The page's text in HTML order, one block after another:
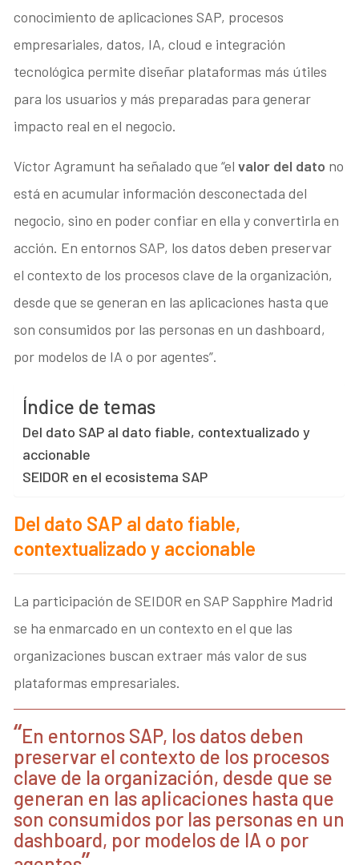
conocimiento de aplicaciones SAP, procesos
empresariales, datos, IA, cloud e integración
tecnológica permite diseñar plataformas más útiles
para los usuarios y más preparadas para generar
impacto real en el negocio.
Víctor Agramunt ha señalado que “elvalor del dato no
está en acumular información desconectada del
negocio, sino en poder confiar en ella y convertirla en
acción. En entornos SAP, los datos deben preservar
el contexto de los procesos clave de la organización,
desde que se generan en las aplicaciones hasta que
son consumidos por las personas en un dashboard,
por modelos de IA o por agentes”.
Índice de temas
Del dato SAP al dato fiable, contextualizado y
accionable
SEIDOR en el ecosistema SAP
Del dato SAP al dato fiable,
contextualizado y accionable
La participación de SEIDOR en SAP Sapphire Madrid
se ha enmarcado en un contexto en el que las
organizaciones buscan extraer más valor de sus
plataformas empresariales.
En entornos SAP, los datos deben
preservar el contexto de los procesos
clave de la organización, desde que se
generan en las aplicaciones hasta que
son consumidos por las personas en un
dashboard, por modelos de IA o por